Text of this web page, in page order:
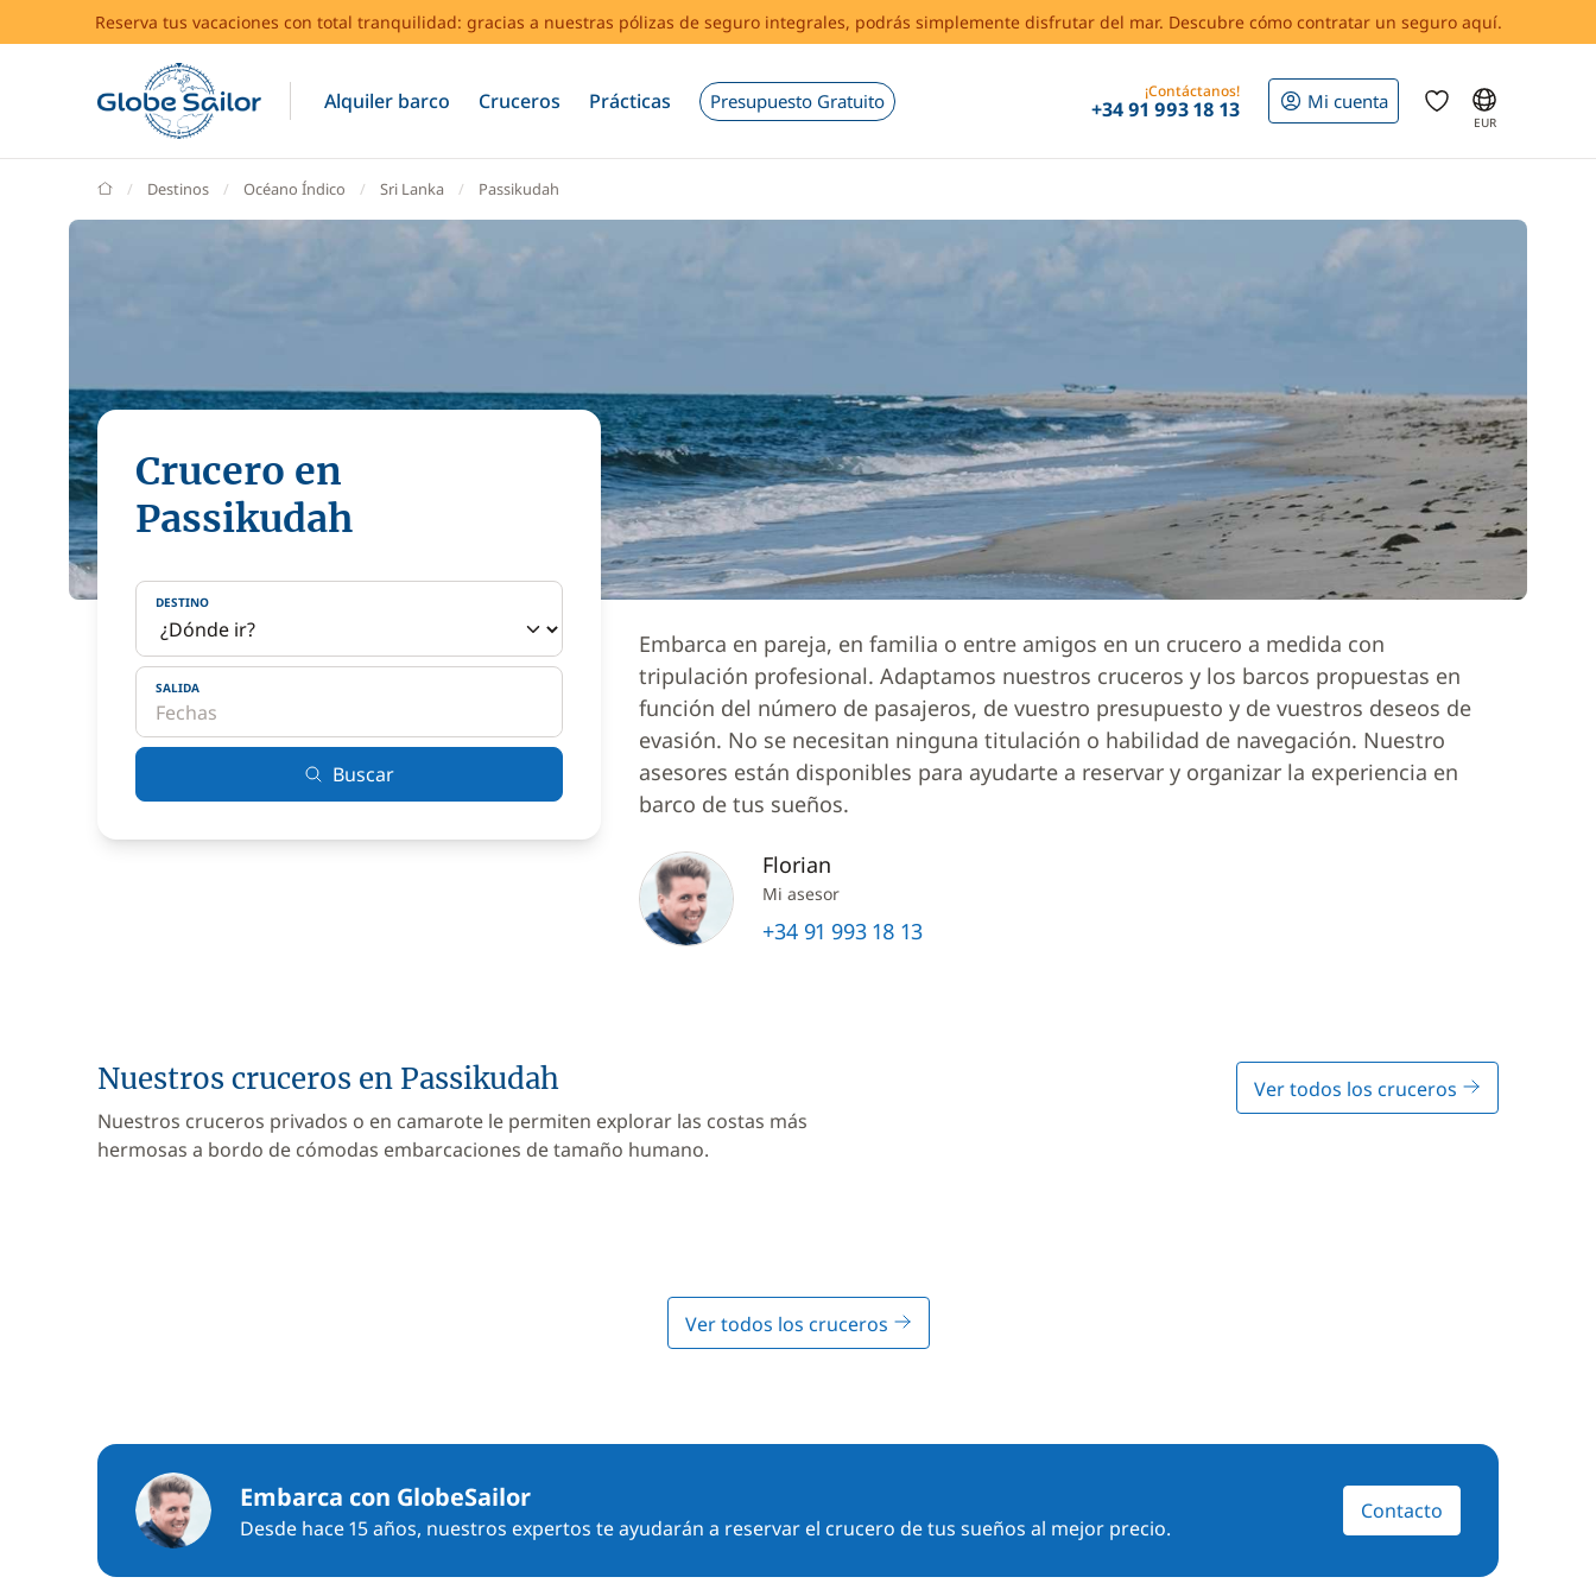
Reserva tus vacaciones con total tranquilidad: gracias a nuestras pólizas de seguro integrales, podrás simplemente disfrutar del mar. Descubre cómo contratar un seguro aquí.
Alquiler barco Cruceros Prácticas Presupuesto Gratuito ¡Contáctanos!
+34 91 993 18 13 Mi cuenta
EUR
GlobeSailor
Destinos Océano Índico Sri Lanka Passikudah
Crucero en
Passikudah
DESTINO
SALIDA
Buscar
Embarca en pareja, en familia o entre amigos en un crucero a medida con
tripulación profesional. Adaptamos nuestros cruceros y los barcos propuestas en
función del número de pasajeros, de vuestro presupuesto y de vuestros deseos de
evasión. No se necesitan ninguna titulación o habilidad de navegación. Nuestro
asesores están disponibles para ayudarte a reservar y organizar la experiencia en
barco de tus sueños.
Florian
Mi asesor
+34 91 993 18 13
Nuestros cruceros en Passikudah
Nuestros cruceros privados o en camarote le permiten explorar las costas más
hermosas a bordo de cómodas embarcaciones de tamaño humano.
Ver todos los cruceros
Ver todos los cruceros
Embarca con GlobeSailor
Desde hace 15 años, nuestros expertos te ayudarán a reservar el crucero de tus sueños al mejor precio.
Contacto